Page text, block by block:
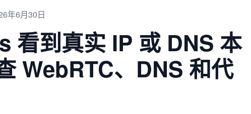
年6月30日
看到真实 IP 或 DNS 本
WebRTC、DNS 和代